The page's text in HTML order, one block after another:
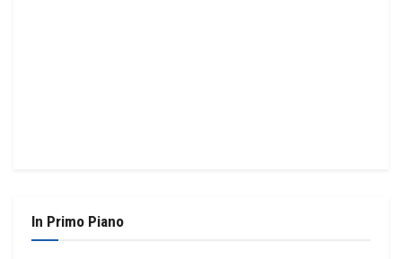
In Primo Piano